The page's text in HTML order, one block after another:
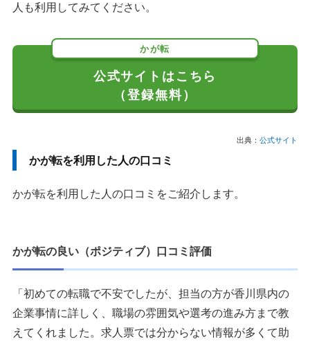
人も利用してみてください。
かが転
公式サイトはこちら
（登録無料）
出典： 公式サイト
かが転を利用した人の口コミ
かが転を利用した人の口コミをご紹介します。
かが転の良い（ポジティブ）口コミ評価
「初めての転職で不安でしたが、担当の方が香川県内の
企業事情に詳しく、職場の雰囲気や選考の進み方まで教
えてくれました。求人票では分からない情報が多くて助